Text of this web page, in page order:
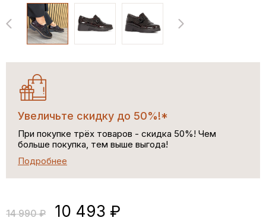
Увеличьте скидку до 50%!*
При покупке трёх товаров - скидка 50%! Чем
больше покупка, тем выше выгода!
Подробнее
14 990 ₽ 10 493 ₽